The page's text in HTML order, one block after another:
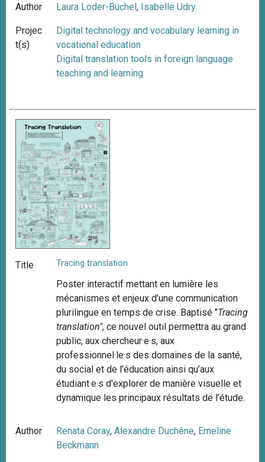
Author Laura Loder-Büchel, Isabelle Udry
Projec
t(s)
Digital technology and vocabulary learning in
vocational education
Digital translation tools in foreign language
teaching and learning
Title Tracing translation
Poster interactif mettant en lumière les
mécanismes et enjeux d’une communication
plurilingue en temps de crise. Baptisé "Tracing
translation", ce nouvel outil permettra au grand
public, aux chercheur·e·s, aux
professionnel·le·s des domaines de la santé,
du social et de l’éducation ainsi qu’aux
étudiant·e·s d'explorer de manière visuelle et
dynamique les principaux résultats de l’étude.
Author Renata Coray,Alexandre Duchêne, Emeline
Beckmann